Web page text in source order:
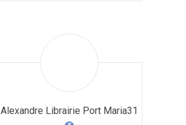
Alexandre Librairie Port Maria31